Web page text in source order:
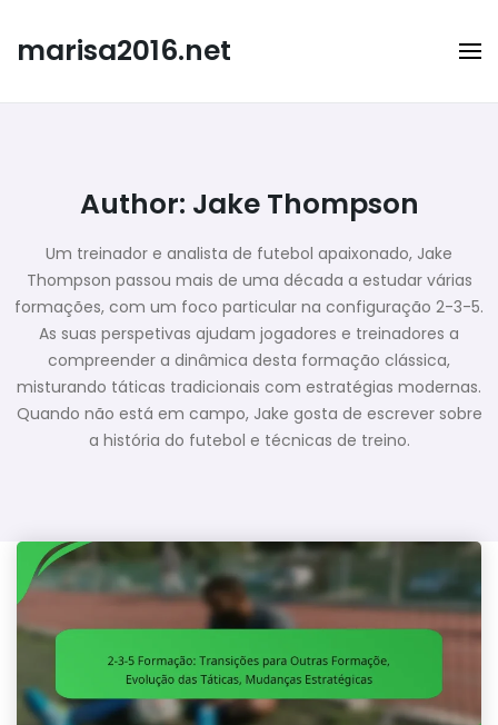
content
marisa2016.net
Author: Jake Thompson
Um treinador e analista de futebol apaixonado, Jake
Thompson passou mais de uma década a estudar várias
formações, com um foco particular na configuração 2-3-5.
As suas perspetivas ajudam jogadores e treinadores a
compreender a dinâmica desta formação clássica,
misturando táticas tradicionais com estratégias modernas.
Quando não está em campo, Jake gosta de escrever sobre
a história do futebol e técnicas de treino.